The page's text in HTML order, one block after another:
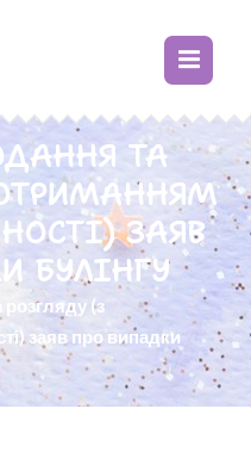
ТА
ЗАЯВ
БУЛІНГУ
(з
заяв про випадки